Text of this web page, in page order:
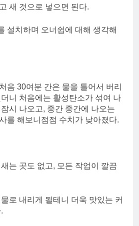
새 것으로 넣으면 된다.
음 30여분 간은 물을 틀어서 버리
니 처음에는 활성탄소가 섞여 나
시 나오고, 중간 중간에 나오는
를 해보니점점 수치가 낮아졌다.
는 곳도 없고, 모든 작업이 깔끔
로 내리게 될테니 더욱 맛있는 커